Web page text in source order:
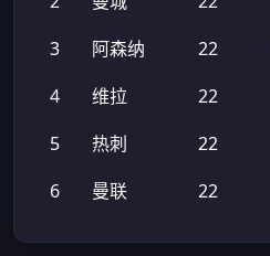
3
阿森纳 22
4
维拉 22
5
热刺 22
6
曼联 22